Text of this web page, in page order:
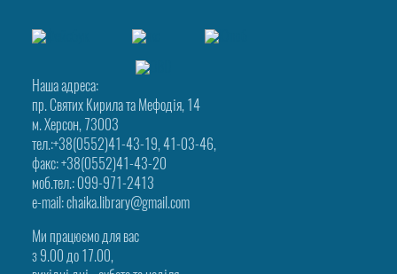
Наша адреса:
пр. Святих Кирила та Мефодія, 14
м. Херсон, 73003
тел.:+38(0552)41-43-19, 41-03-46,
факс: +38(0552)41-43-20
моб.тел.: 099-971-2413
e-mail: chaika.library@gmail.com
Ми працюємо для вас
з 9.00 до 17.00,